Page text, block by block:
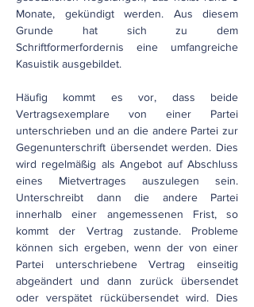
Monate, gekündigt werden. Aus diesem
Grunde hat sich zu dem
Schriftformerfordernis eine umfangreiche
Kasuistik ausgebildet.
Häufig kommt es vor, dass beide
Vertragsexemplare von einer Partei
unterschrieben und an die andere Partei zur
Gegenunterschrift übersendet werden. Dies
wird regelmäßig als Angebot auf Abschluss
eines Mietvertrages auszulegen sein.
Unterschreibt dann die andere Partei
innerhalb einer angemessenen Frist, so
kommt der Vertrag zustande. Probleme
können sich ergeben, wenn der von einer
Partei unterschriebene Vertrag einseitig
abgeändert und dann zurück übersendet
oder verspätet rückübersendet wird. Dies